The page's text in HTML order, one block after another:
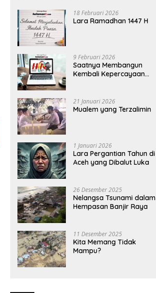
18 Februari 2026
Lara Ramadhan 1447 H
9 Februari 2026
Saatnya Membangun
Kembali Kepercayaan
21 Januari 2026
Mualem yang Terzalimin
1 Januari 2026
Lara Pergantian Tahun di
Aceh yang Dibalut Luka
26 Desember 2025
Nelangsa Tsunami dalam
Hempasan Banjir Raya
11 Desember 2025
Kita Memang Tidak
Mampu?